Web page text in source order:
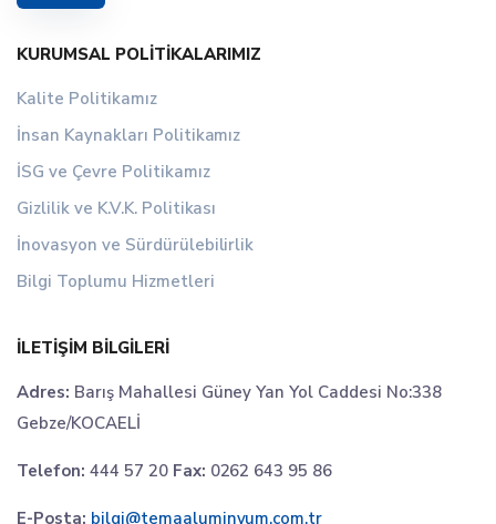
KURUMSAL POLITIKALARIMIZ
Kalite Politikamız
İnsan Kaynakları Politikamız
İSG ve Çevre Politikamız
Gizlilik ve K.V.K. Politikası
İnovasyon ve Sürdürülebilirlik
Bilgi Toplumu Hizmetleri
İLETIŞIM BILGILERI
Adres: Barış Mahallesi Güney Yan Yol Caddesi No:338
Gebze/KOCAELİ
Telefon: 444 57 20 Fax: 0262 643 95 86
E-Posta: bilgi@temaaluminyum.com.tr